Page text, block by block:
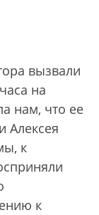
вызвали
на
нам, что ее
Алексея
к
к